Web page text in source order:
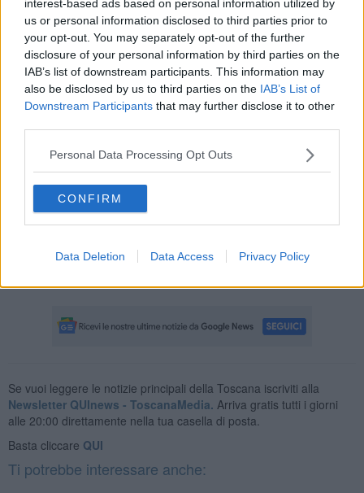
interest-based ads based on personal information utilized by
us or personal information disclosed to third parties prior to
your opt-out. You may separately opt-out of the further
disclosure of your personal information by third parties on the
IAB’s list of downstream participants. This information may
also be disclosed by us to third parties on the IAB’s List of
Downstream Participants that may further disclose it to other
Personal Data Processing Opt Outs
CONFIRM
Data Deletion Data Access Privacy Policy
hanno imparato a ballare da un solo compagno (vedi esperimento
di pavlov). Apprendere però per abitudine ha il vantaggio di aiutarle
ad affrontare le tande più cariche emotivamente, specie quelle
ballate con gli sconosciuti, ma tale inganno non funziona per
sempre, poiché tutti alla fine capiranno che ballare con un estraneo
non è poi così spaventoso.
si imita), per tentativi ma mai per ragionamento. Aimaestronidi
milongas consiglio vivamente di smettere di far lezioni e di godersi
pertanto le tande poiché i loro sforzi sono del tutto inefficaci. A
riguardo dell’osservazione dobbiamo anche parlare dei messaggi
visivi che peraltro in alcuni casi posoono sfociare in un vero e
proprio corteggiamento milonguero, ma quest’argomento merita un
A tutti buon tango.
Se vuoi leggere le notizie principali della Toscana iscriviti alla
Newsletter QUInews - ToscanaMedia. Arriva gratis tutti i giorni
alle 20:00 direttamente nella tua casella di posta.
Basta cliccare QUI
Ti potrebbe interessare anche: